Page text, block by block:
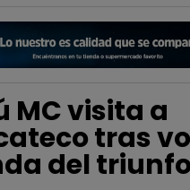
MC visita a
tras
del